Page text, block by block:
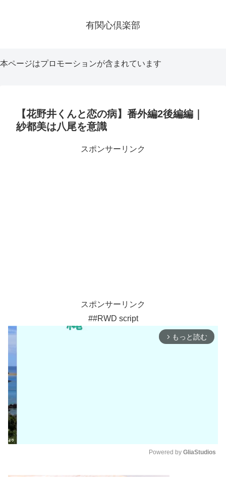
有関心倶楽部
本ページはプロモーションが含まれています
【花野井くんと恋の病】番外編2後編編｜
紗都美は八尾を意識
スポンサーリンク
スポンサーリンク
##RWD script
arrow_forward_ios もっと読む
Powered by GliaStudios